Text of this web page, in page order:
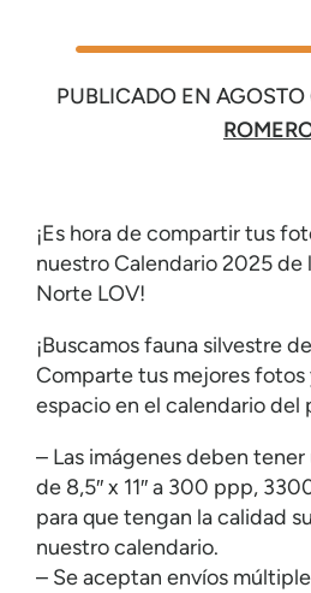
PUBLICADO EN
¡Es hora de compartir tus
nuestro Calendario 2025 de
Norte LOV!
¡Buscamos fauna silvestre
Comparte tus mejores fotos
espacio en el calendario del
– Las imágenes deben
de 8,5″ x 11″ a 300 ppp,
para que tengan la calidad
nuestro calendario.
– Se aceptan envíos